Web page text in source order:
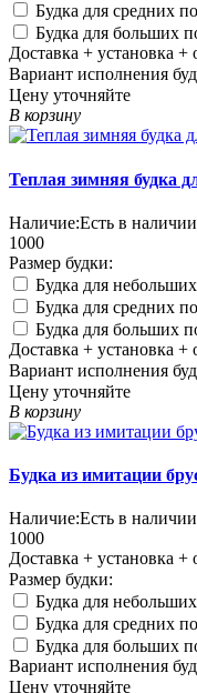
Будка для средних
Будка для больших
Доставка + установка +
Вариант исполнения
Цену уточняйте
В корзину
Теплая зимняя будка
Наличие:Есть в наличии
1000
Размер будки:
Будка для
Будка для средних
Будка для больших
Доставка + установка +
Вариант исполнения
Цену уточняйте
В корзину
Будка из имитации
Наличие:Есть в наличии
1000
Доставка + установка +
Размер будки:
Будка для
Будка для средних
Будка для больших
Вариант исполнения
Цену уточняйте